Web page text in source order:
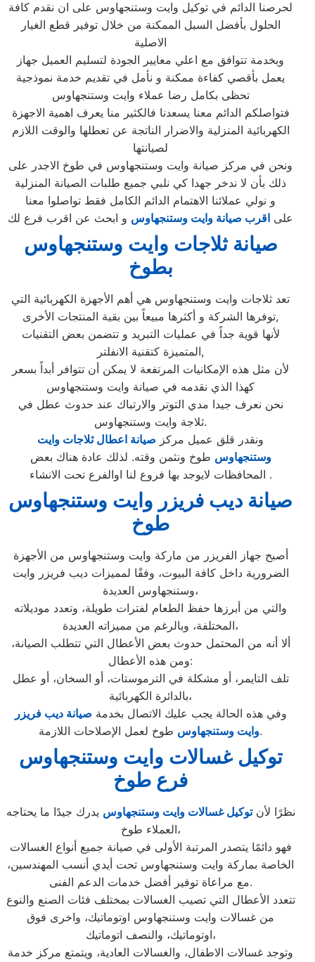
لحرصنا الدائم في توكيل وايت وستنجهاوس على ان نقدم كافة
الحلول بأفضل السبل الممكنة من خلال توفير قطع الغيار
الاصلية
وبخدمة تتوافق مع اعلي معايير الجودة لتسليم العميل جهاز
يعمل بأقصي كفاءة ممكنة و نأمل في تقديم خدمة نموذجية
تحظى بكامل رضا عملاء وايت وستنجهاوس
فتواصلكم الدائم معنا يسعدنا فالكثير منا يعرف اهمية الاجهزة
الكهربائية المنزلية والاضرار الناتجة عن تعطلها والوقت اللازم
لصيانتها
ونحن في مركز صيانة وايت وستنجهاوس في طوخ الاجدر على
ذلك بأن لا ندخر جهدا كي نلبي جميع طلبات الصيانة المنزلية
و نولي عملائنا الاهتمام الدائم الكامل فقط تواصلوا معنا
على اقرب صيانة وايت وستنجهاوس و ابحث عن اقرب فرع لك
صيانة ثلاجات وايت وستنجهاوس
بطوخ
تعد ثلاجات وايت وستنجهاوس هي أهم الأجهزة الكهربائية التي
توفرها الشركة و أكثرها مبيعاً بين بقية المنتجات الأخرى,
لأنها قوية جداً في عمليات التبريد و تتضمن بعض التقنيات
المتميزة كتقنية الانفلتر,
لأن مثل هذه الإمكانيات المرتفعة لا يمكن أن تتوافر أبداً بسعر
كهذا الذي نقدمه في صيانة وايت وستنجهاوس
نحن نعرف جيدا مدي التوتر والارتباك عند حدوث عطل في
ثلاجة وايت وستنجهاوس.
ونقدر قلق عميل مركز صيانة اعطال ثلاجات وايت
وستنجهاوس طوخ ونثمن وقته. لذلك عادة هناك بعض
المحافظات لايوجد بها فروع لنا اوالفرع تحت الانشاء .
صيانة ديب فريزر وايت وستنجهاوس
طوخ
أصبح جهاز الفريزر من ماركة وايت وستنجهاوس من الأجهزة
الضرورية داخل كافة البيوت، وفقًا لمميزات ديب فريزر وايت
وستنجهاوس العديدة،
والتي من أبرزها حفظ الطعام لفترات طويلة، وتعدد موديلاته
المختلفة، وبالرغم من مميزاته العديدة،
ألا أنه من المحتمل حدوث بعض الأعطال التي تتطلب الصيانة،
ومن هذه الأعطال:
تلف التايمر، أو مشكلة في الترموستات، أو السخان، أو عطل
بالدائرة الكهربائية،
وفي هذه الحالة يجب عليك الاتصال بخدمة صيانة ديب فريزر
وايت وستنجهاوسطوخ لعمل الإصلاحات اللازمة.
توكيل غسالات وايت وستنجهاوس
فرع طوخ
نظرًا لأنتوكيل غسالات وايت وستنجهاوس يدرك جيدًا ما يحتاجه
العملاء طوخ،
فهو دائمًا يتصدر المرتبة الأولى في صيانة جميع أنواع الغسالات
الخاصة بماركة وايت وستنجهاوس تحت أيدي أنسب المهندسين،
مع مراعاة توفير أفضل خدمات الدعم الفنى.
تتعدد الأعطال التي تصيب الغسالات بمختلف فئات الصنع والنوع
من غسالات وايت وستنجهاوس اوتوماتيك، واخرى فوق
اوتوماتيك، والنصف اتوماتيك،
وتوجد غسالات الاطفال، والغسالات العادية، ويتمتع مركز خدمة